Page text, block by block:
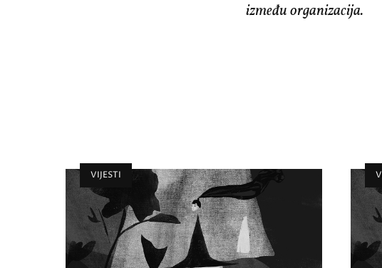
između organizacija.
VIJESTI